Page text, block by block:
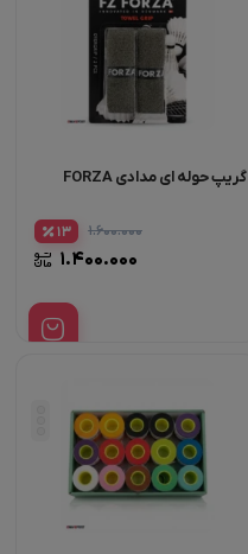
گریپ حوله ای مدادی FORZA
۱.۶۰۰.۰۰۰
۱.۴۰۰.۰۰۰
13